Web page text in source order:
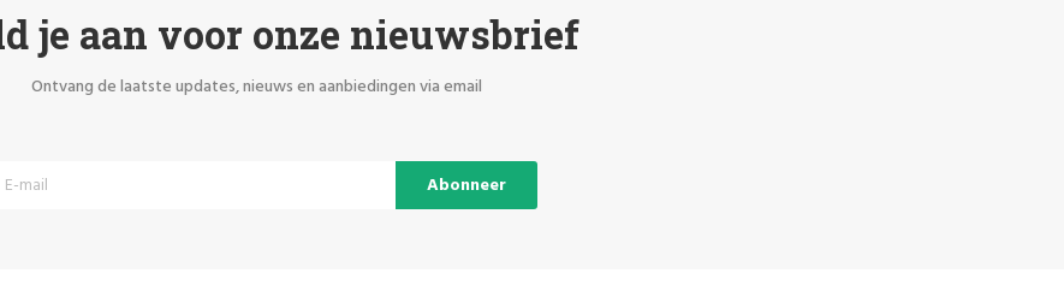
je aan voor onze nieuwsbrief
Ontvang de laatste updates, nieuws en aanbiedingen via email
Abonneer